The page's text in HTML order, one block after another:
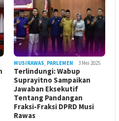
MUSIRAWAS, PARLEMEN 3 Mei 2025
Terlindungi: Wabup
Suprayitno Sampaikan
Jawaban Eksekutif
Tentang Pandangan
Fraksi-Fraksi DPRD Musi
Rawas